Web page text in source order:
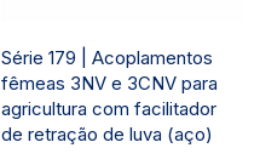
Série 179 | Acoplamentos
fêmeas 3NV e 3CNV para
agricultura com facilitador
de retração de luva (aço)